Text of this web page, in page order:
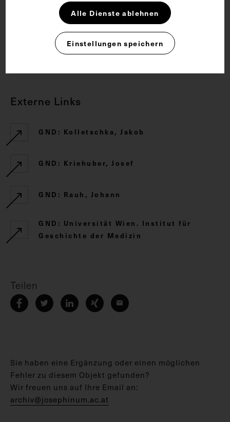
CC BY-NC-SA 4.0
Externe Links
GND: Kolletschka, Jakob
GND: Kriehuber, Josef
GND: Rauh, Johann
GND: Universität Wien. Institut für
Geschichte der Medizin
Teilen
Sie haben eine Ergänzung oder einen möglichen
Fehler zu diesem Objekt gefunden?
Wir freuen uns auf Ihre Email an:
archiv@josephinum.ac.at
Alle Dienste ablehnen
Einstellungen speichern